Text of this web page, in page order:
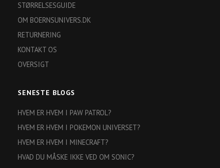
STØRRELSESGUIDE
OM BOERNSUNIVERS.DK
RETURNERING
KONTAKT OS
OVERSIGT
SENESTE BLOGS
HVEM ER HVEM I PAW PATROL?
HVEM ER HVEM I POKEMON UNIVERSET?
HVEM ER HVEM I MINECRAFT?
HVAD DU MÅSKE IKKE VED OM SONIC?